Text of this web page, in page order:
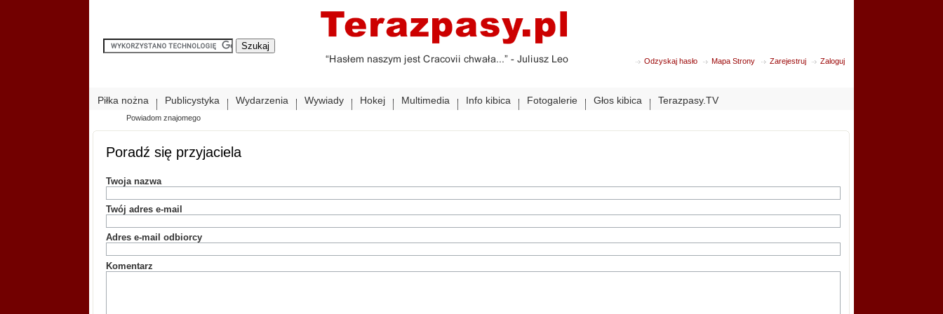
Odzyskaj hasło Mapa Strony Zarejestruj Zaloguj
Piłka nożna Publicystyka Wydarzenia Wywiady Hokej Multimedia Info kibica Fotogalerie Głos kibica Terazpasy.TV
Powiadom znajomego
Poradź się przyjaciela
Twoja nazwa
Twój adres e-mail
Adres e-mail odbiorcy
Komentarz